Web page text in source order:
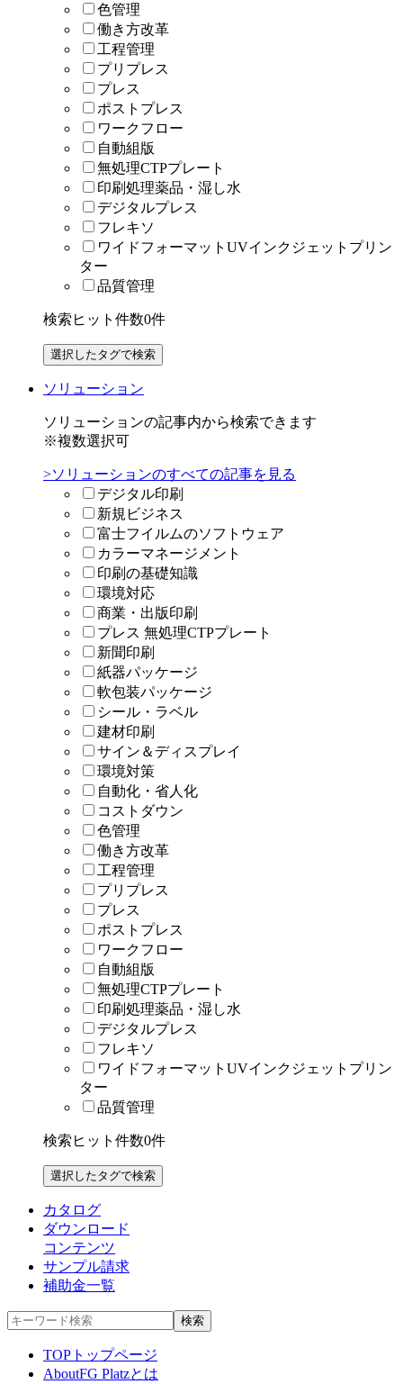
色管理
働き方改革
工程管理
プリプレス
プレス
ポストプレス
ワークフロー
自動組版
無処理CTPプレート
印刷処理薬品・湿し水
デジタルプレス
フレキソ
ワイドフォーマットUVインクジェットプリン
ター
品質管理
検索ヒット件数0件
ソリューション
ソリューションの記事内から検索できます
※複数選択可
>ソリューションのすべての記事を見る
デジタル印刷
新規ビジネス
富士フイルムのソフトウェア
カラーマネージメント
印刷の基礎知識
環境対応
商業・出版印刷
プレス 無処理CTPプレート
新聞印刷
紙器パッケージ
軟包装パッケージ
シール・ラベル
建材印刷
サイン＆ディスプレイ
環境対策
自動化・省人化
コストダウン
色管理
働き方改革
工程管理
プリプレス
プレス
ポストプレス
ワークフロー
自動組版
無処理CTPプレート
印刷処理薬品・湿し水
デジタルプレス
フレキソ
ワイドフォーマットUVインクジェットプリン
ター
品質管理
検索ヒット件数0件
カタログ
ダウンロード
コンテンツ
サンプル請求
補助金一覧
TOP トップページ
AboutFG Platzとは